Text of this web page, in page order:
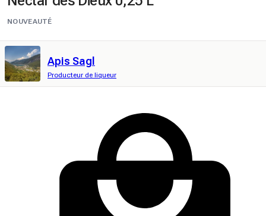
NOUVEAUTÉ
Apis Sagl
Producteur de liqueur